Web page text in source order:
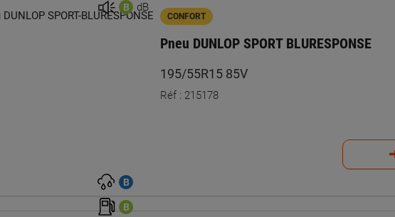
B dB
CONFORT
Pneu DUNLOP SPORT BLURESPONSE
195/55R15 85V
Réf : 215178
B
B